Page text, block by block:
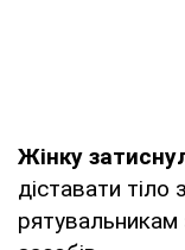
Жінку
діставати тіло